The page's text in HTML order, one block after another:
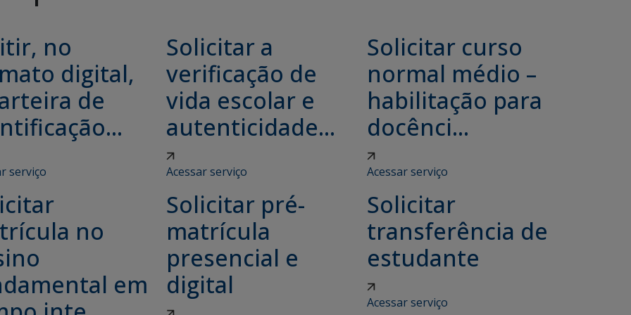
no
digital,
de
serviço
Solicitar a
verificação de
vida escolar e
autenticidade...
Acessar serviço
Solicitar curso
normal médio –
habilitação para
docênci...
Acessar serviço
no
em
Solicitar pré-
matrícula
presencial e
digital
Solicitar
transferência de
estudante
Acessar serviço